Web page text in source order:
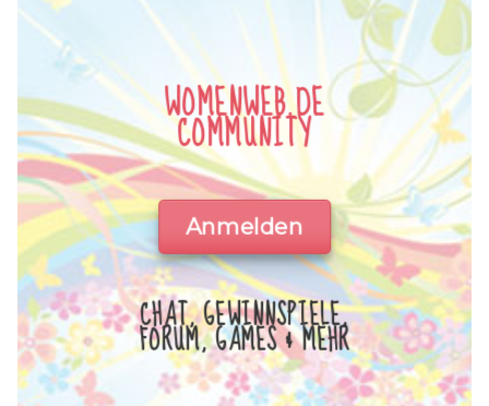
WOMENWEB.DE
COMMUNITY
Anmelden
CHAT, GEWINNSPIELE,
FORUM, GAMES & MEHR